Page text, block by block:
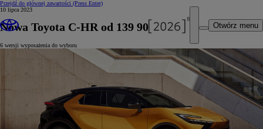
Przejdź do głównej zawartości (Press Enter)
Otwórz menu
10 lipca 2023
Nowa Toyota C-HR od 139 900 zł
6 wersji wyposażenia do wyboru